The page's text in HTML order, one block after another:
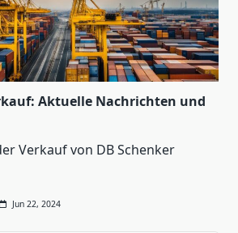
Aktuelle Nachrichten und
Verkauf von DB Schenker
Jun 22, 2024